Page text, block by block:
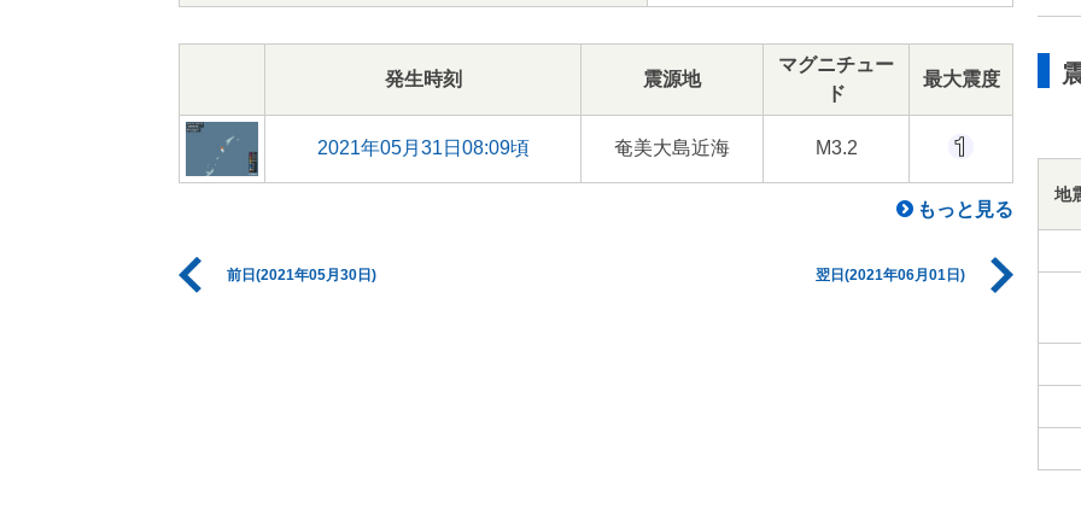
発生時刻 震源地
マグニチュー
ド
最大震度
2021年05月31日08:09頃 奄美大島近海 M3.2
もっと見る
前日(2021年05月30日) 翌日(2021年06月01日)
地